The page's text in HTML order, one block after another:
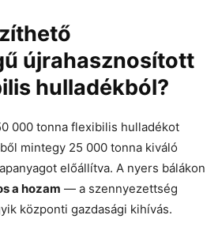
újrahasznosított
hulladékból?
000 tonna flexibilis hulladékot
mintegy 25 000 tonna kiváló
előállítva. A nyers bálákon
a hozam — a szennyezettség
központi gazdasági kihívás.